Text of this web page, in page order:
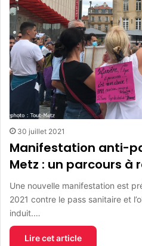
30 juillet 2021
Manifestation anti-
Metz : un parcours à
Une nouvelle manifestation est
2021 contre le pass sanitaire et
induit.…
Lire cet article